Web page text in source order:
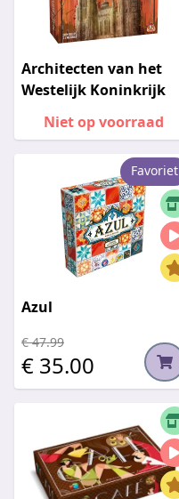
Architecten van het
Westelijk Koninkrijk
Niet op voorraad
Favoriet
Azul
€ 47.99
€ 35.00